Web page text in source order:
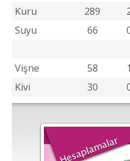
Kuru
289
Suyu
66
Vişne 58
Kivi
30